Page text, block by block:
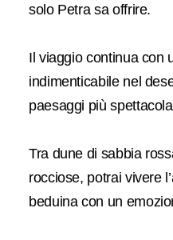
solo Petra sa offrire.
Il viaggio continua con
indimenticabile nel
paesaggi più
Tra dune di sabbia
rocciose, potrai vivere
beduina con un